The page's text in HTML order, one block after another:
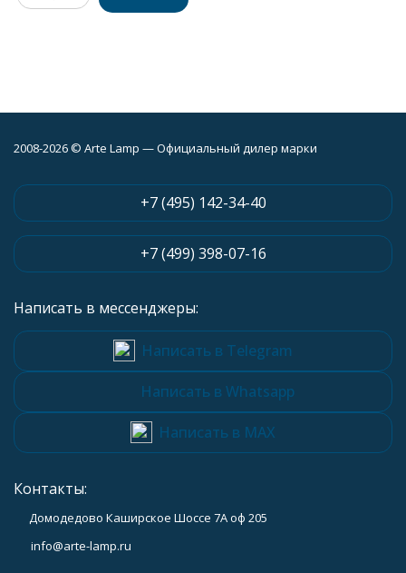
2008-2026 © Arte Lamp — Официальный дилер марки
+7 (495) 142-34-40
+7 (499) 398-07-16
Написать в мессенджеры:
Написать в Telegram
Написать в Whatsapp
Написать в MAX
Контакты:
Домодедово Каширское Шоссе 7А оф 205
info@arte-lamp.ru